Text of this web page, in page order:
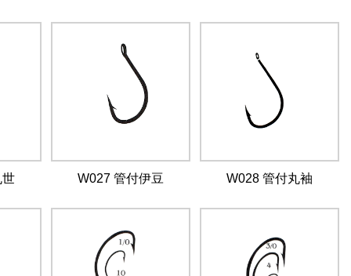
世 W027 管付伊豆 W028 管付丸袖